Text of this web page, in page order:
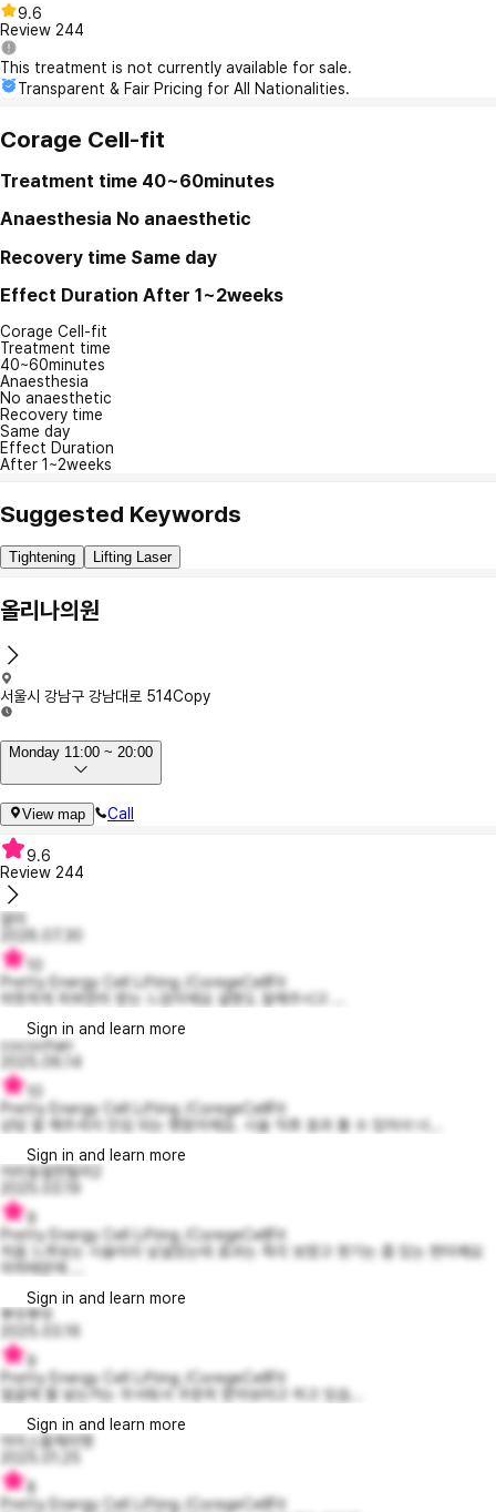
9.6
Review 244
This treatment is not currently available for sale.
Transparent & Fair Pricing for All Nationalities.
Corage Cell-fit
Treatment time 40~60minutes
Anaesthesia No anaesthetic
Recovery time Same day
Effect Duration After 1~2weeks
Corage Cell-fit
Treatment time
40~60minutes
Anaesthesia
No anaesthetic
Recovery time
Same day
Effect Duration
After 1~2weeks
Suggested Keywords
Tightening Lifting Laser
올리나의원
서울시 강남구 강남대로 514Copy
Monday 11:00 ~ 20:00
View map Call
9.6
Review 244
얄리
2026.07.30
Pretty Energy Cell Lifting /CoregeCellFit
따뜻하게 피부관리 받는 느낌이에요 설명도 잘해주시고 ...
Sign in and learn more
cocochan
2025.06.14
Pretty Energy Cell Lifting /CoregeCellFit
상담 잘 해주셔서 안심 되는 병원이에요. 시술 직후 효과 볼 수 있어서 너...
Sign in and learn more
어리둥절한탈리2
9
Pretty Energy Cell Lifting /CoregeCellFit
처음 느껴보는 시술이라 낯설었는데 효과는 즉각 보였고 붓기는 좀 있는 편이예요
마취때문에 ...
Sign in and learn more
뿌우뿌우
2025.03.16
9
Pretty Energy Cell Lifting /CoregeCellFit
얼굴에 뭘 넣는거는 무서워서 꾸준히 받아보려고 하고 있습...
Sign in and learn more
아이스돌체라뗑
8
Pretty Energy Cell Lifting /CoregeCellFit